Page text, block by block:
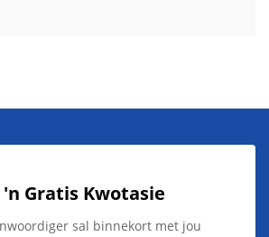
'n Gratis Kwotasie
sal binnekort met jou